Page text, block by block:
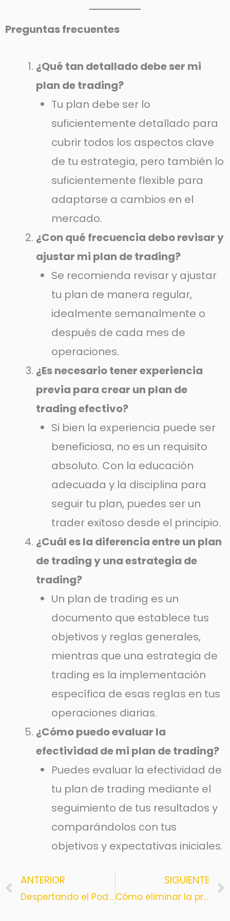
Preguntas frecuentes
¿Qué tan detallado debe ser mi
plan de trading?
Tu plan debe ser lo
suficientemente detallado para
cubrir todos los aspectos clave
de tu estrategia, pero también lo
suficientemente flexible para
adaptarse a cambios en el
mercado.
¿Con qué frecuencia debo revisar y
ajustar mi plan de trading?
Se recomienda revisar y ajustar
tu plan de manera regular,
idealmente semanalmente o
después de cada mes de
operaciones.
¿Es necesario tener experiencia
previa para crear un plan de
trading efectivo?
Si bien la experiencia puede ser
beneficiosa, no es un requisito
absoluto. Con la educación
adecuada y la disciplina para
seguir tu plan, puedes ser un
trader exitoso desde el principio.
¿Cuál es la diferencia entre un plan
de trading y una estrategia de
trading?
Un plan de trading es un
documento que establece tus
objetivos y reglas generales,
mientras que una estrategia de
trading es la implementación
específica de esas reglas en tus
operaciones diarias.
¿Cómo puedo evaluar la
efectividad de mi plan de trading?
Puedes evaluar la efectividad de
tu plan de trading mediante el
seguimiento de tus resultados y
comparándolos con tus
objetivos y expectativas iniciales.
Prev
ANTERIOR
Despertando el Poder Interior: Reflexiones con Golden Capital Investment
SIGUIENTE
Cómo eliminar la presión del trading: Estrategias para operar con calma y confianza